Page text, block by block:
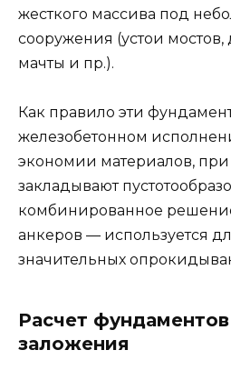
жесткого массива под
сооружения (устои
мачты и пр.).
Как правило эти
железобетонном
экономии материалов,
закладывают
комбинированное
анкеров — используется
значительных
Расчет
заложения